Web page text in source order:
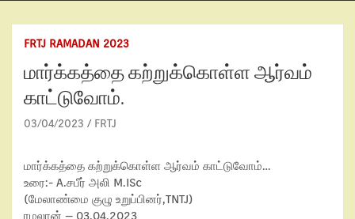
FRTJ RAMADAN 2023
மார்க்கத்தை கற்றுக்கொள்ள ஆர்வம்
காட்டுவோம்.
03/04/2023 FRTJ
மார்க்கத்தை கற்றுக்கொள்ள ஆர்வம் காட்டுவோம்…
உரை:- A.சபீர் அலி M.ISc
(மேலாண்மை குழு உறுப்பினர்,TNTJ)
ரமலான் – 03.04.2023